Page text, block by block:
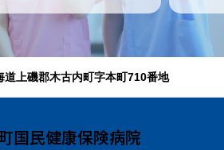
上磯郡木古内町字本町710番地
国民健康保険病院